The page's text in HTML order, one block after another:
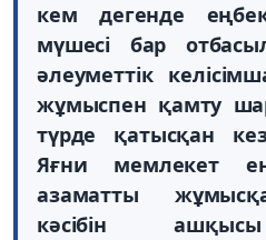
кем дегенде
мүшесі бар
әлеуметтік
жұмыспен қамту
түрде қатысқан
Яғни мемлекет
азаматты
кәсібін